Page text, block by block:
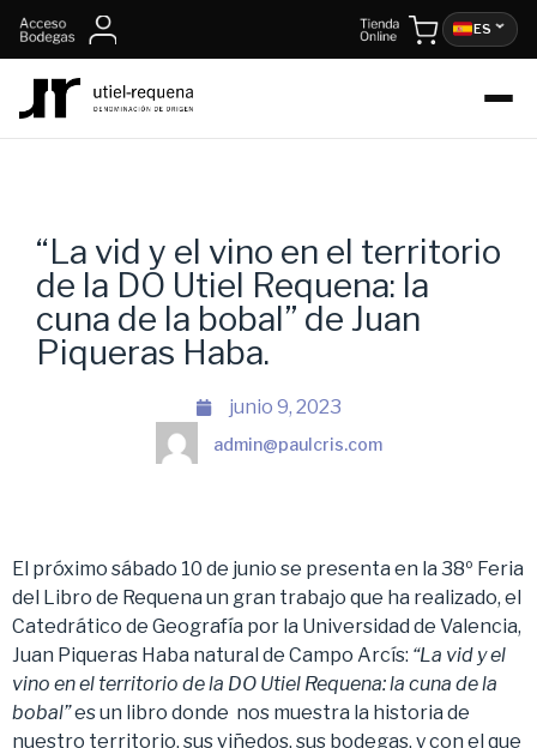
ES
“La vid y el vino en el territorio
de la DO Utiel Requena: la
cuna de la bobal” de Juan
Piqueras Haba.
junio 9, 2023
admin@paulcris.com
El próximo sábado 10 de junio se presenta en la 38º Feria
del Libro de Requena un gran trabajo que ha realizado, el
Catedrático de Geografía por la Universidad de Valencia,
Juan Piqueras Haba natural de Campo Arcís: “La vid y el
vino en el territorio de la DO Utiel Requena: la cuna de la
bobal”es un libro donde nos muestra la historia de
nuestro territorio, sus viñedos, sus bodegas, y con el que